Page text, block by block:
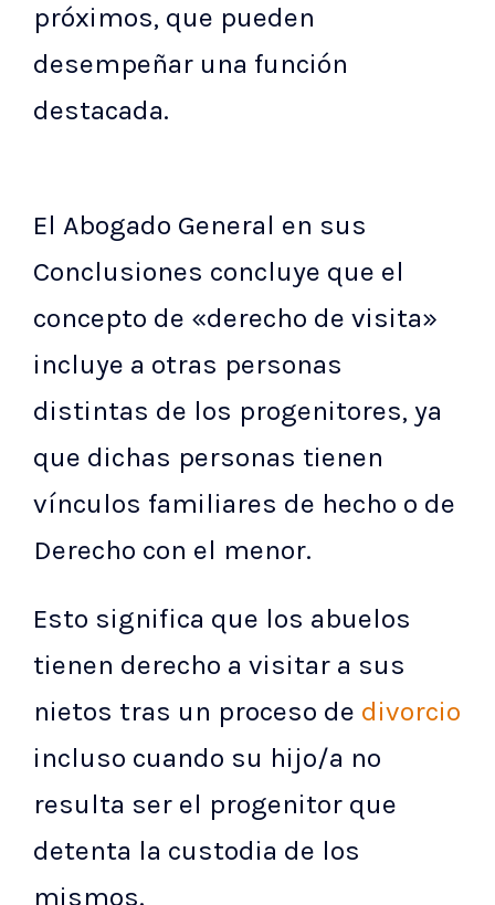
próximos, que pueden
desempeñar una función
destacada.
El Abogado General en sus
Conclusiones concluye que el
concepto de «derecho de visita»
incluye a otras personas
distintas de los progenitores, ya
que dichas personas tienen
vínculos familiares de hecho o de
Derecho con el menor.
Esto significa que los abuelos
tienen derecho a visitar a sus
nietos tras un proceso de divorcio
incluso cuando su hijo/a no
resulta ser el progenitor que
detenta la custodia de los
mismos.